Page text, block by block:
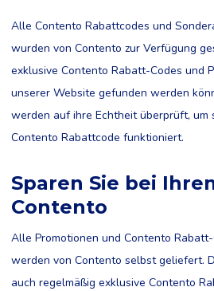
Alle Contento Rabattcodes und
wurden von Contento zur Verfügung
exklusive Contento Rabatt-Codes und
unserer Website gefunden werden
werden auf ihre Echtheit überprüft, um
Contento Rabattcode funktioniert.
Sparen Sie bei
Contento
Alle Promotionen und Contento
werden von Contento selbst geliefert.
auch regelmäßig exklusive Contento